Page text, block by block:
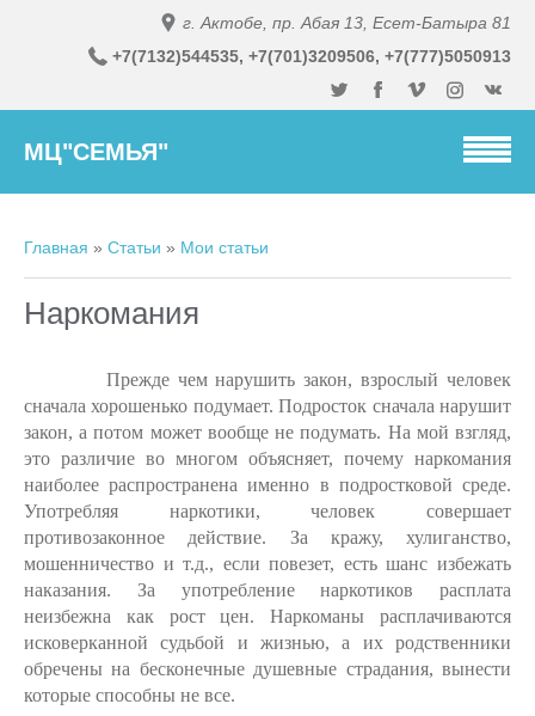
г. Актобе, пр. Абая 13, Есет-Батыра 81
+7(7132)544535, +7(701)3209506, +7(777)5050913
МЦ"СЕМЬЯ"
Главная » Статьи » Мои статьи
Наркомания
Прежде чем нарушить закон, взрослый человек
сначала хорошенько подумает. Подросток сначала нарушит
закон, а потом может вообще не подумать. На мой взгляд,
это различие во многом объясняет, почему наркомания
наиболее распространена именно в подростковой среде.
Употребляя наркотики, человек совершает
противозаконное действие. За кражу, хулиганство,
мошенничество и т.д., если повезет, есть шанс избежать
наказания. За употребление наркотиков расплата
неизбежна как рост цен. Наркоманы расплачиваются
исковерканной судьбой и жизнью, а их родственники
обречены на бесконечные душевные страдания, вынести
которые способны не все.